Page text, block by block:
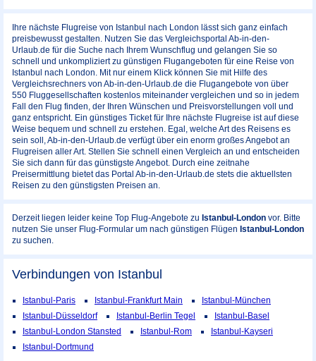
Ihre nächste Flugreise von Istanbul nach London lässt sich ganz einfach
preisbewusst gestalten. Nutzen Sie das Vergleichsportal Ab-in-den-
Urlaub.de für die Suche nach Ihrem Wunschflug und gelangen Sie so
schnell und unkompliziert zu günstigen Flugangeboten für eine Reise von
Istanbul nach London. Mit nur einem Klick können Sie mit Hilfe des
Vergleichsrechners von Ab-in-den-Urlaub.de die Flugangebote von über
550 Fluggesellschaften kostenlos miteinander vergleichen und so in jedem
Fall den Flug finden, der Ihren Wünschen und Preisvorstellungen voll und
ganz entspricht. Ein günstiges Ticket für Ihre nächste Flugreise ist auf diese
Weise bequem und schnell zu erstehen. Egal, welche Art des Reisens es
sein soll, Ab-in-den-Urlaub.de verfügt über ein enorm großes Angebot an
Flugreisen aller Art. Stellen Sie schnell einen Vergleich an und entscheiden
Sie sich dann für das günstigste Angebot. Durch eine zeitnahe
Preisermittlung bietet das Portal Ab-in-den-Urlaub.de stets die aktuellsten
Reisen zu den günstigsten Preisen an.
Derzeit liegen leider keine Top Flug-Angebote zu Istanbul-London vor. Bitte
nutzen Sie unser Flug-Formular um nach günstigen Flügen Istanbul-London
zu suchen.
Verbindungen von Istanbul
Istanbul-Paris Istanbul-Frankfurt Main
Istanbul-München
Istanbul-Düsseldorf
Istanbul-Berlin Tegel
Istanbul-Basel
Istanbul-London Stansted
Istanbul-Rom
Istanbul-Kayseri
Istanbul-Dortmund